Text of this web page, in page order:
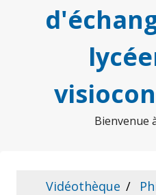
Bienvenue
Vidéothèque